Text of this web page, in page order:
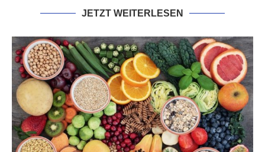
JETZT WEITERLESEN